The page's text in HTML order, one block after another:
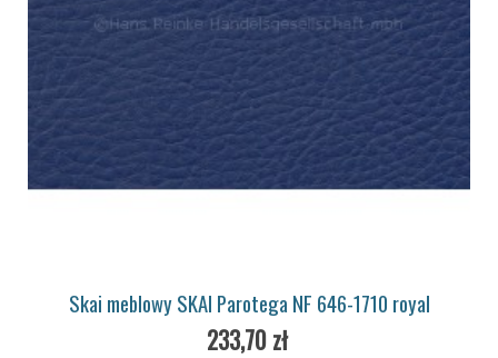
Skai meblowy SKAI Parotega NF 646-1710 royal
233,70 zł